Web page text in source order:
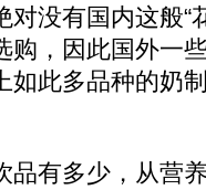
没有国内这般“
购，因此国外一
如此多品种的奶
有多少，从营